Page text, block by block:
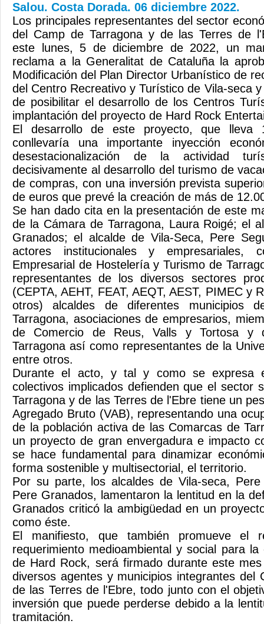
Salou. Costa Dorada. 06 diciembre 2022.
Los principales representantes del sector
del Camp de Tarragona y de las Terres de
este lunes, 5 de diciembre de 2022, un
reclama a la Generalitat de Cataluña la
Modificación del Plan Director Urbanístico de
del Centro Recreativo y Turístico de Vila-seca
de posibilitar el desarrollo de los Centros
implantación del proyecto de Hard Rock
El desarrollo de este proyecto, que lleva
conllevaría una importante inyección
desestacionalización de la actividad
decisivamente al desarrollo del turismo de
de compras, con una inversión prevista
de euros que prevé la creación de más de
Se han dado cita en la presentación de este
de la Cámara de Tarragona, Laura Roigé; el
Granados; el alcalde de Vila-Seca, Pere
actores institucionales y empresariales,
Empresarial de Hostelería y Turismo de
representantes de los diversos sectores
(CEPTA, AEHT, FEAT, AEQT, AEST, PIMEC y
otros) alcaldes de diferentes municipios
Tarragona, asociaciones de empresarios,
de Comercio de Reus, Valls y Tortosa y
Tarragona así como representantes de la
entre otros.
Durante el acto, y tal y como se expresa
colectivos implicados defienden que el sector
Tarragona y de las Terres de l'Ebre tiene un
Agregado Bruto (VAB), representando una
de la población activa de las Comarcas de
un proyecto de gran envergadura e impacto
se hace fundamental para dinamizar
forma sostenible y multisectorial, el territorio.
Por su parte, los alcaldes de Vila-seca,
Pere Granados, lamentaron la lentitud en la
Granados criticó la ambigüedad en un
como éste.
El manifiesto, que también promueve el
requerimiento medioambiental y social para la
de Hard Rock, será firmado durante este
diversos agentes y municipios integrantes del
de las Terres de l'Ebre, todo junto con el
inversión que puede perderse debido a la
tramitación.